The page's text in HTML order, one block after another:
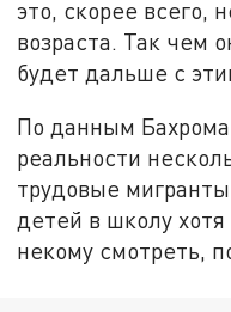
это, скорее всего,
возраста. Так чем
будет дальше с
По данным
реальности
трудовые
детей в школу
некому смотреть,